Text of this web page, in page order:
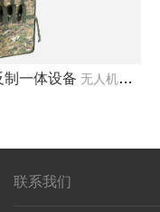
一体设备 无人机干扰器
联系我们